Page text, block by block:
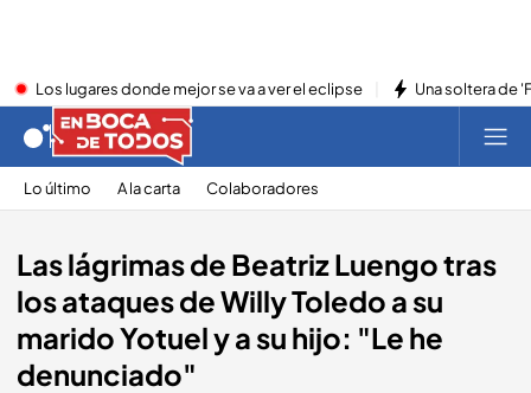
Los lugares donde mejor se va a ver el eclipse Una soltera de
Lo último A la carta Colaboradores
Las lágrimas de Beatriz Luengo tras
los ataques de Willy Toledo a su
marido Yotuel y a su hijo: "Le he
denunciado"